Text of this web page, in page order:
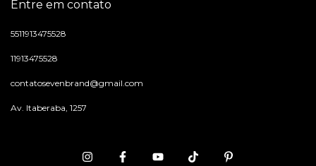
Entre em contato
5511913475528
11913475528
contatosevenbrand@gmail.com
Av. Itaberaba, 1257